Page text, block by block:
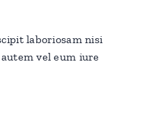
laboriosam nisi
vel eum iure